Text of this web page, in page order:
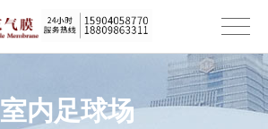
室内足球场